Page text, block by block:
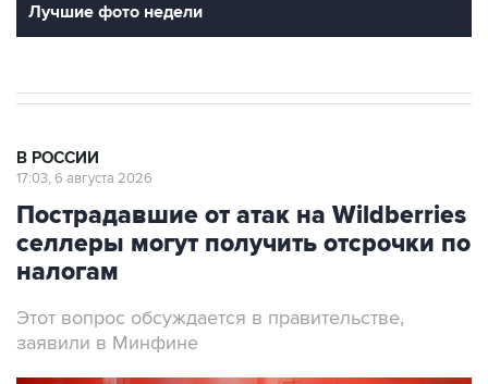
Лучшие фото недели
В РОССИИ
17:03, 6 августа 2026
Пострадавшие от атак на Wildberries
селлеры могут получить отсрочки по
налогам
Этот вопрос обсуждается в правительстве,
заявили в Минфине